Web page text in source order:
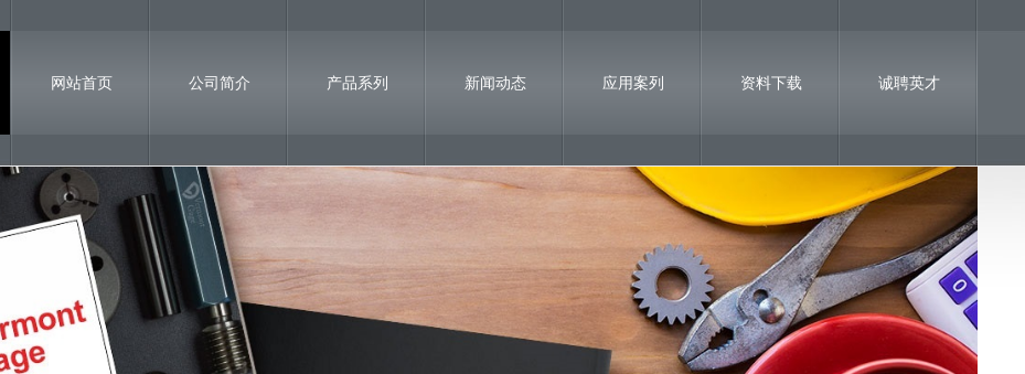
网站首页 公司简介 产品系列 新闻动态 应用案列 资料下载 诚聘英才
联系我们